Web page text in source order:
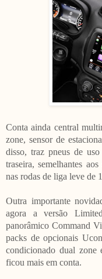
Conta ainda central
zone, sensor de
disso, traz pneus de
traseira, semelhantes
nas rodas de liga leve de
Outra importante
agora a versão
panorâmico Command
packs de opcionais
condicionado dual
ficou mais em conta.